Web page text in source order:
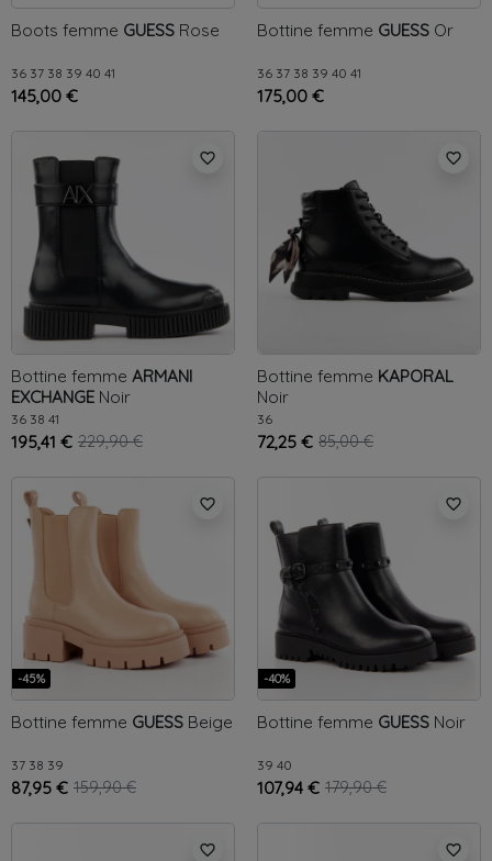
Boots femme GUESS Rose
36 37 38 39 40 41
145,00 €
Bottine femme GUESS Or
36 37 38 39 40 41
175,00 €
favorite_border
Bottine femme ARMANI
EXCHANGE Noir
36 38 41
195,41 € 229,90 €
favorite_border
Bottine femme KAPORAL
Noir
36
72,25 € 85,00 €
favorite_border
-45%
Bottine femme GUESS Beige
37 38 39
87,95 € 159,90 €
favorite_border
-40%
Bottine femme GUESS Noir
39 40
107,94 € 179,90 €
favorite_border favorite_border